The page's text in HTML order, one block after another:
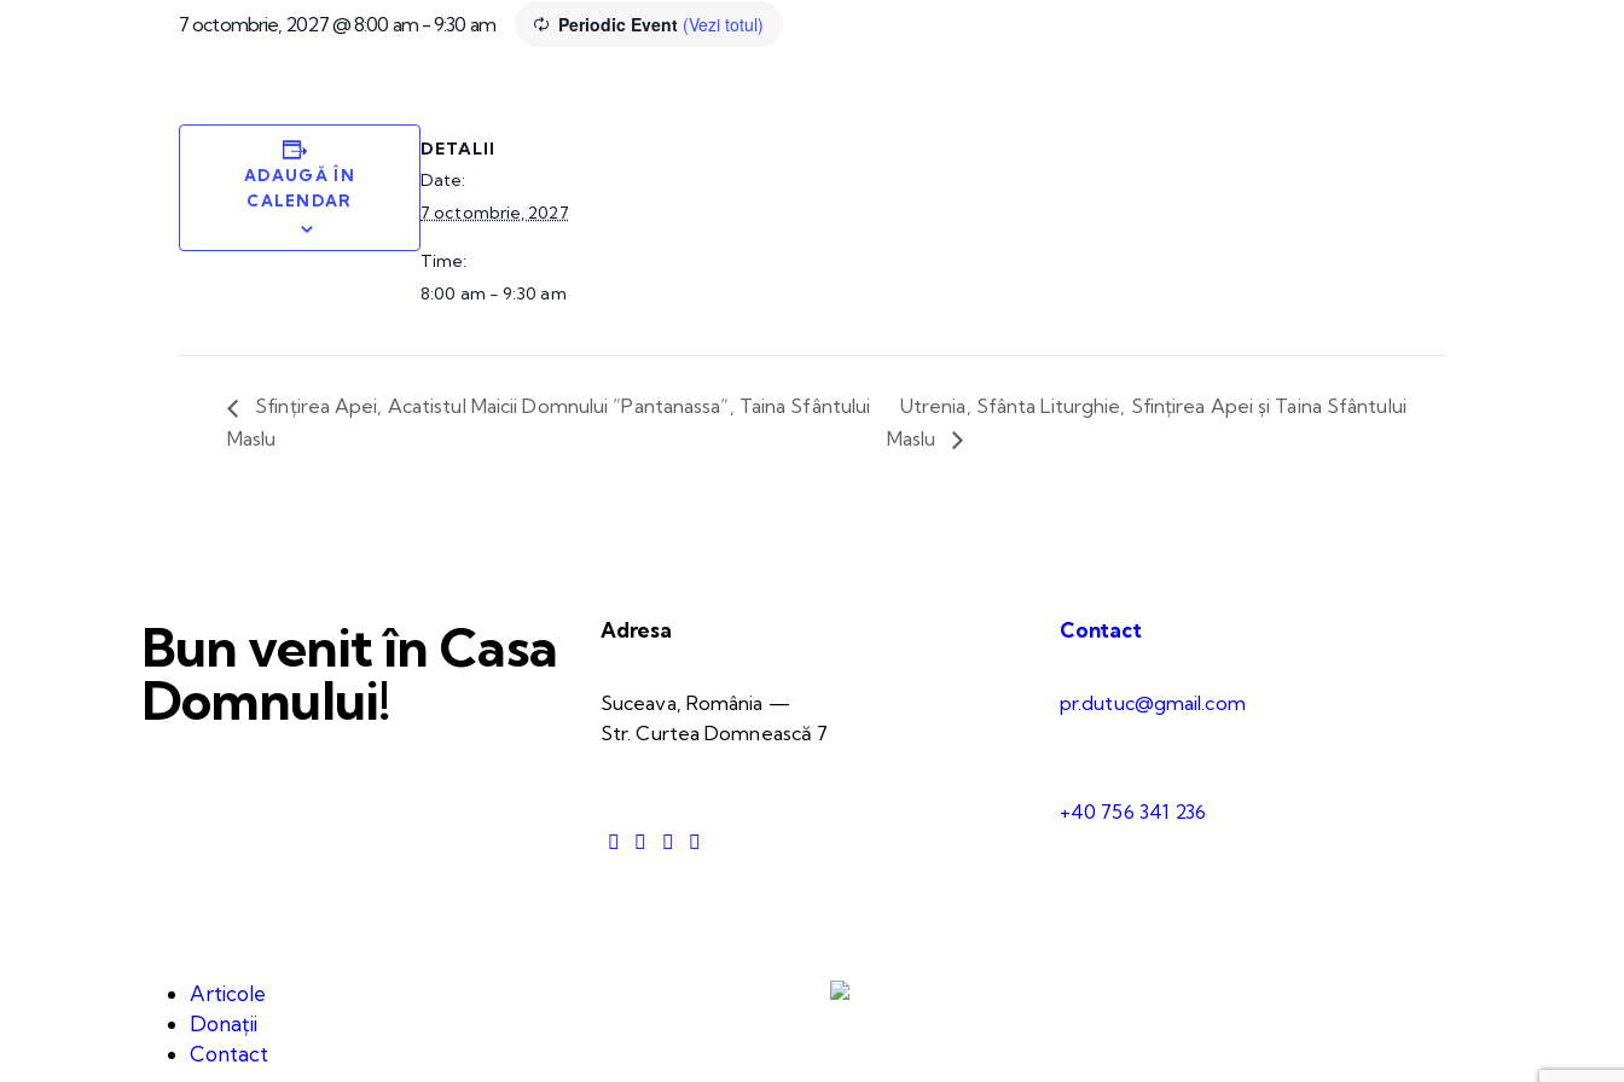
7 octombrie, 2027 @ 8:00 am-9:30 am Periodic Event (Vezi totul)
ADAUGĂ ÎN
CALENDAR
DETALII
Date:
7 octombrie, 2027
Time:
8:00 am - 9:30 am
Sfințirea Apei, Acatistul Maicii Domnului ”Pantanassa”, Taina Sfântului
Maslu
Utrenia, Sfânta Liturghie, Sfințirea Apei și Taina Sfântului
Maslu
Bun venit în Casa
Domnului!
Adresa
Suceava, România —
Str. Curtea Domnească 7
Contact
pr.dutuc@gmail.com
+40 756 341 236
Articole
Donații
Contact